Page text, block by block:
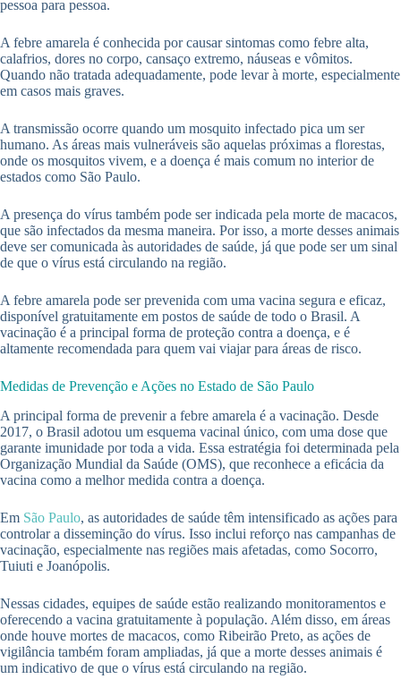
pessoa para pessoa.
A febre amarela é conhecida por causar sintomas como febre alta,
calafrios, dores no corpo, cansaço extremo, náuseas e vômitos.
Quando não tratada adequadamente, pode levar à morte, especialmente
em casos mais graves.
A transmissão ocorre quando um mosquito infectado pica um ser
humano. As áreas mais vulneráveis são aquelas próximas a florestas,
onde os mosquitos vivem, e a doença é mais comum no interior de
estados como São Paulo.
A presença do vírus também pode ser indicada pela morte de macacos,
que são infectados da mesma maneira. Por isso, a morte desses animais
deve ser comunicada às autoridades de saúde, já que pode ser um sinal
de que o vírus está circulando na região.
A febre amarela pode ser prevenida com uma vacina segura e eficaz,
disponível gratuitamente em postos de saúde de todo o Brasil. A
vacinação é a principal forma de proteção contra a doença, e é
altamente recomendada para quem vai viajar para áreas de risco.
Medidas de Prevenção e Ações no Estado de São Paulo
A principal forma de prevenir a febre amarela é a vacinação. Desde
2017, o Brasil adotou um esquema vacinal único, com uma dose que
garante imunidade por toda a vida. Essa estratégia foi determinada pela
Organização Mundial da Saúde (OMS), que reconhece a eficácia da
vacina como a melhor medida contra a doença.
Em São Paulo, as autoridades de saúde têm intensificado as ações para
controlar a disseminção do vírus. Isso inclui reforço nas campanhas de
vacinação, especialmente nas regiões mais afetadas, como Socorro,
Tuiuti e Joanópolis.
Nessas cidades, equipes de saúde estão realizando monitoramentos e
oferecendo a vacina gratuitamente à população. Além disso, em áreas
onde houve mortes de macacos, como Ribeirão Preto, as ações de
vigilância também foram ampliadas, já que a morte desses animais é
um indicativo de que o vírus está circulando na região.